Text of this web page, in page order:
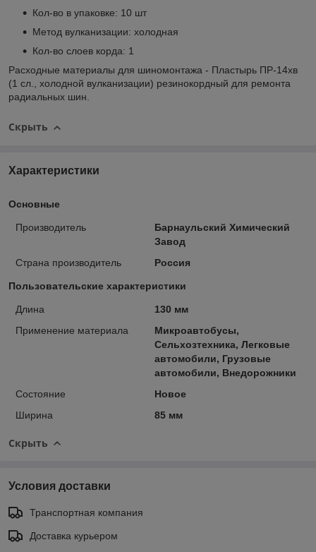
Кол-во в упаковке: 10 шт
Метод вулканизации: холодная
Кол-во слоев корда: 1
Расходные материалы для шиномонтажа - Пластырь ПР-14хв
(1 сл., холодной вулканизации) резинокордный для ремонта
радиальных шин.
Скрыть
Характеристики
Основные
Производитель
Барнаульский Химический
Завод
Страна производитель
Россия
Пользовательские характеристики
Длина
130 мм
Применение материала
Микроавтобусы,
Сельхозтехника, Легковые
автомобили, Грузовые
автомобили, Внедорожники
Состояние
Новое
Ширина
85 мм
Скрыть
Условия доставки
Транспортная компания
Доставка курьером